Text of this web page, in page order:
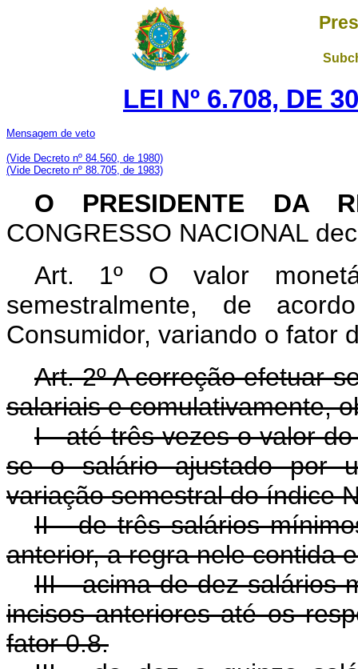
LEI Nº 6.708, DE
Mensagem de veto
(Vide Decreto nº 84.560, de 1980)
(Vide Decreto nº 88.705, de 1983)
O PRESIDENTE DA
CONGRESSO NACIONAL
Art. 1º O valor
semestralmente, de
Consumidor, variando o fator
Art. 2º A correção efetuar-
salariais e comulativamente,
I - até três vezes o valor
se o salário ajustado por
variação semestral do índice
II - de três salários
anterior, a regra nele contida
III - acima de dez salários
incisos anteriores até os
fator 0.8.